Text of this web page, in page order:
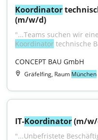
Koordinator
(m/w/d)
Koordinator technische
CONCEPT BAU GmbH
Gräfelfing, Raum München
IT-Koordinator (m/w/